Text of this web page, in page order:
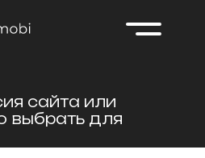
Карьера
KMP
сайта или
выбрать для